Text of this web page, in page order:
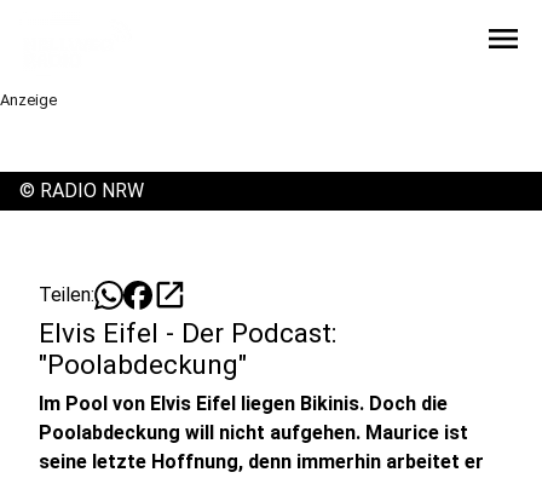
menu
Anzeige
© RADIO NRW
Teilen: open_in_new
Elvis Eifel - Der Podcast:
"Poolabdeckung"
Im Pool von Elvis Eifel liegen Bikinis. Doch die
Poolabdeckung will nicht aufgehen. Maurice ist
seine letzte Hoffnung, denn immerhin arbeitet er